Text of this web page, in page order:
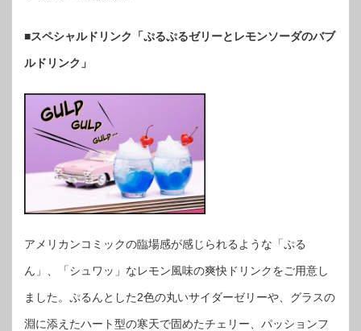
■スペシャルドリンク「ぷるぷるゼリーとレモンソーダのバブ
ルドリンク」
アメリカンコミックの臨場感が感じられるような「ぷる
ん」、「シュワッ」なレモン風味の爽快ドリンクをご用意し
ました。ぷるんとした2色の丸いサイダーゼリーや、グラスの
淵に添えたハート型の寒天で固めたチェリー、パッションフ